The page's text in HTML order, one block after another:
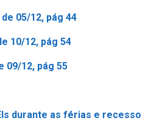
05/12, pág 44
10/12, pág 54
09/12, pág 55
durante as férias e recesso